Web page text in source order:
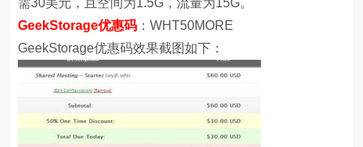
需30美元，且空间为1.5G，流量为15G。
GeekStorage优惠码 ：WHT50MORE
GeekStorage优惠码效果截图如下：